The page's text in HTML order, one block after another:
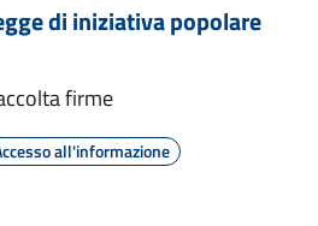
di iniziativa popolare
firme
all'informazione